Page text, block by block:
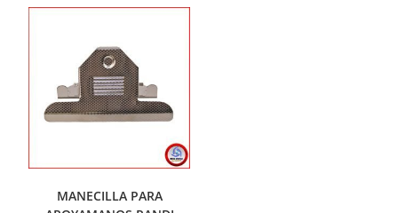
MANECILLA PARA